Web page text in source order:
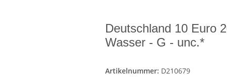
Deutschland 10 Euro
Wasser - G - unc.*
Artikelnummer: D210679